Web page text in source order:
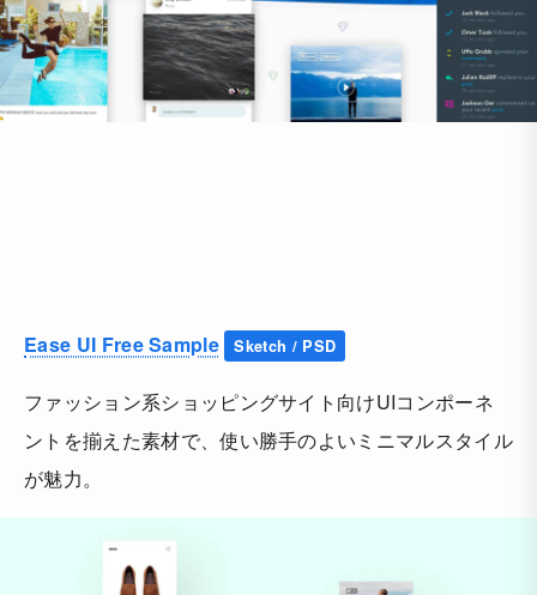
Ease UI Free Sample Sketch / PSD
ファッション系ショッピングサイト向けUIコンポーネ
ントを揃えた素材で、使い勝手のよいミニマルスタイル
が魅力。